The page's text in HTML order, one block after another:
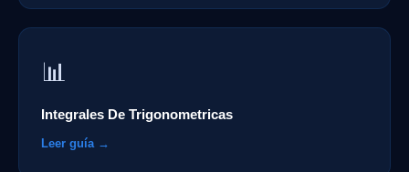
📊
Integrales De Trigonometricas
Leer guía →